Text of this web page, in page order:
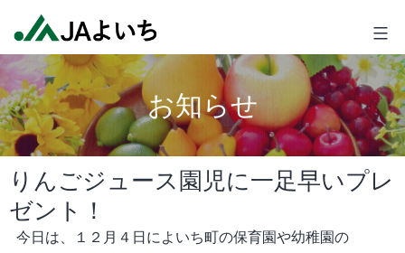
テ
ン
ツ
へ
ス
ッ
よ
い
ち
お知らせ
りんごジュース園児に一足早いプレ
ゼント！
今日は、１２月４日によいち町の保育園や幼稚園の